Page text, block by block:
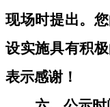
现场时提出。
设实施具有积
表示感谢！